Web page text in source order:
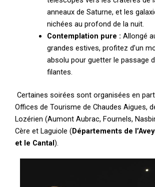
anneaux de Saturne, et les
nichées au profond de la nuit.
Contemplation pure : Allongé
grandes estives, profitez d’un
absolu pour guetter le passage
filantes.
Certaines soirées sont organisées en
Offices de Tourisme de Chaudes Aigues,
Lozérien (Aumont Aubrac, Fournels,
Cère et Laguiole (Départements de
et le Cantal).